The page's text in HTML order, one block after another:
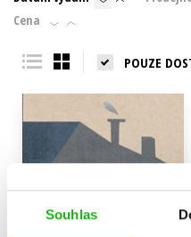
Souhlas
Cena
POUZE